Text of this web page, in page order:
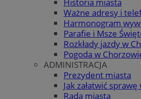
Ważne adresy i
Harmonogram
Parafie i Msze
Rozkłady jazdy w
Pogoda w
ADMINISTRACJA
Prezydent miasta
Jak załatwić
Rada miasta